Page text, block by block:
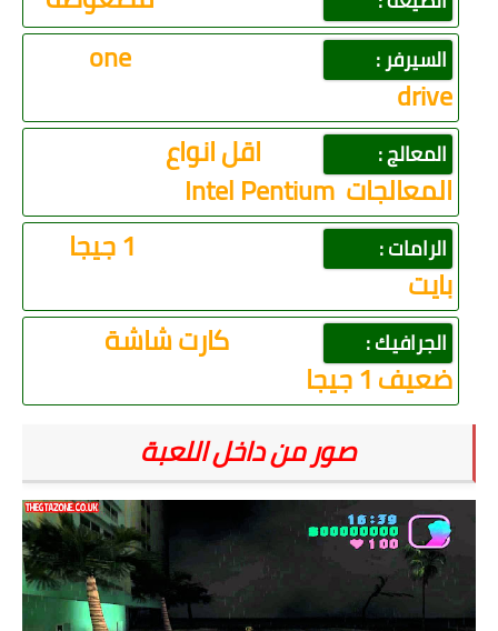
السيرفر : one
drive
المعالج : اقل انواع
المعالجاتIntel Pentium
الرامات : 1 جيجا
بايت
الجرافيك : كارت شاشة
ضعيف 1 جيجا
صور من داخل اللعبة